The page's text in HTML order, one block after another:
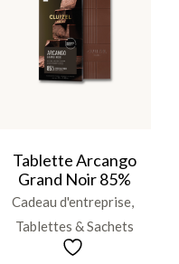
Tablette Arcango
Grand Noir 85%
Cadeau d'entreprise
Tablettes & Sachets